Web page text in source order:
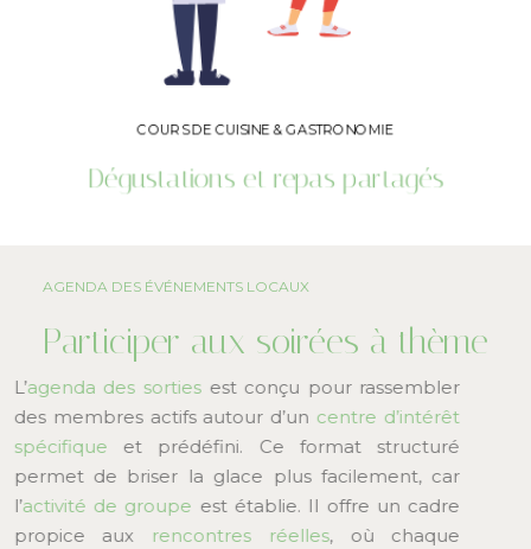
COURS DE CUISINE & GASTRONOMIE
Dégustations et repas partagés
AGENDA DES ÉVÉNEMENTS LOCAUX
Participer aux soirées à thème
L’agenda des sortiesest conçu pour rassembler
des membres actifs autour d’uncentre d’intérêt
spécifiqueet prédéfini. Ce format structuré
permet de briser la glace plus facilement, car
l’activité de groupeest établie. Il offre un cadre
propice auxrencontres réelles, où chaque